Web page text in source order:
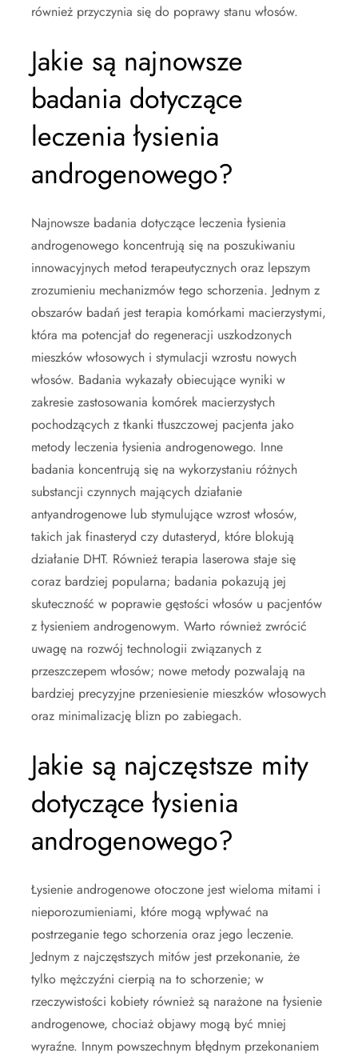
również przyczynia się do poprawy stanu włosów.
Jakie są najnowsze
badania dotyczące
leczenia łysienia
androgenowego?
Najnowsze badania dotyczące leczenia łysienia
androgenowego koncentrują się na poszukiwaniu
innowacyjnych metod terapeutycznych oraz lepszym
zrozumieniu mechanizmów tego schorzenia. Jednym z
obszarów badań jest terapia komórkami macierzystymi,
która ma potencjał do regeneracji uszkodzonych
mieszków włosowych i stymulacji wzrostu nowych
włosów. Badania wykazały obiecujące wyniki w
zakresie zastosowania komórek macierzystych
pochodzących z tkanki tłuszczowej pacjenta jako
metody leczenia łysienia androgenowego. Inne
badania koncentrują się na wykorzystaniu różnych
substancji czynnych mających działanie
antyandrogenowe lub stymulujące wzrost włosów,
takich jak finasteryd czy dutasteryd, które blokują
działanie DHT. Również terapia laserowa staje się
coraz bardziej popularna; badania pokazują jej
skuteczność w poprawie gęstości włosów u pacjentów
z łysieniem androgenowym. Warto również zwrócić
uwagę na rozwój technologii związanych z
przeszczepem włosów; nowe metody pozwalają na
bardziej precyzyjne przeniesienie mieszków włosowych
oraz minimalizację blizn po zabiegach.
Jakie są najczęstsze mity
dotyczące łysienia
androgenowego?
Łysienie androgenowe otoczone jest wieloma mitami i
nieporozumieniami, które mogą wpływać na
postrzeganie tego schorzenia oraz jego leczenie.
Jednym z najczęstszych mitów jest przekonanie, że
tylko mężczyźni cierpią na to schorzenie; w
rzeczywistości kobiety również są narażone na łysienie
androgenowe, chociaż objawy mogą być mniej
wyraźne. Innym powszechnym błędnym przekonaniem